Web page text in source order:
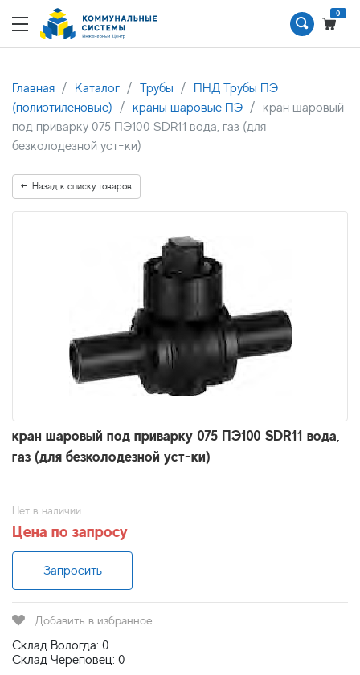
0
Главная Каталог Трубы
ПНД Трубы ПЭ
(полиэтиленовые)
краны шаровые ПЭ
кран шаровый
под приварку 075 ПЭ100 SDR11 вода, газ (для
безколодезной уст-ки)
Назад к списку товаров
кран шаровый под приварку 075 ПЭ100 SDR11 вода,
газ (для безколодезной уст-ки)
Нет в наличии
Цена по запросу
Запросить
Добавить в избранное
Склад Вологда: 0
Склад Череповец: 0